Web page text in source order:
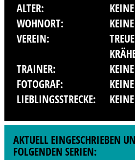
ALTER:
WOHNORT:
VEREIN:
TRAINER:
FOTOGRAF:
LIEBLINGSSTRECKE:
AKTUELL EINGESCHRIEBEN
FOLGENDEN SERIEN: